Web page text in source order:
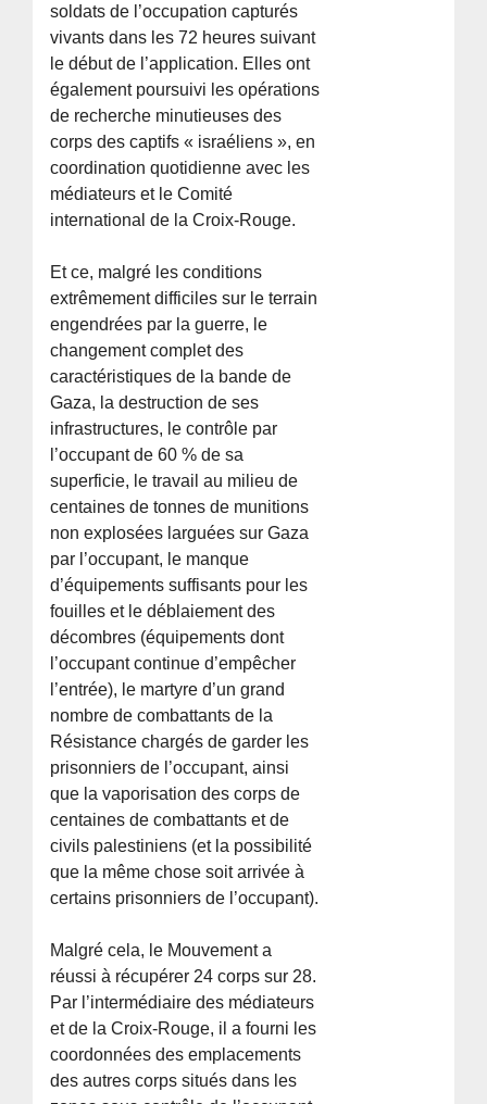
soldats de l’occupation capturés
vivants dans les 72 heures suivant
le début de l’application. Elles ont
également poursuivi les opérations
de recherche minutieuses des
corps des captifs « israéliens », en
coordination quotidienne avec les
médiateurs et le Comité
international de la Croix-Rouge.
Et ce, malgré les conditions
extrêmement difficiles sur le terrain
engendrées par la guerre, le
changement complet des
caractéristiques de la bande de
Gaza, la destruction de ses
infrastructures, le contrôle par
l’occupant de 60 % de sa
superficie, le travail au milieu de
centaines de tonnes de munitions
non explosées larguées sur Gaza
par l’occupant, le manque
d’équipements suffisants pour les
fouilles et le déblaiement des
décombres (équipements dont
l’occupant continue d’empêcher
l’entrée), le martyre d’un grand
nombre de combattants de la
Résistance chargés de garder les
prisonniers de l’occupant, ainsi
que la vaporisation des corps de
centaines de combattants et de
civils palestiniens (et la possibilité
que la même chose soit arrivée à
certains prisonniers de l’occupant).
Malgré cela, le Mouvement a
réussi à récupérer 24 corps sur 28.
Par l’intermédiaire des médiateurs
et de la Croix-Rouge, il a fourni les
coordonnées des emplacements
des autres corps situés dans les